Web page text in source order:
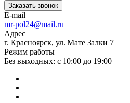
Заказать звонок
E-mail
mr-pol24@mail.ru
Адрес
г. Красноярск, ул. Мате Залки 7
Режим работы
Без выходных: с 10:00 до 19:00